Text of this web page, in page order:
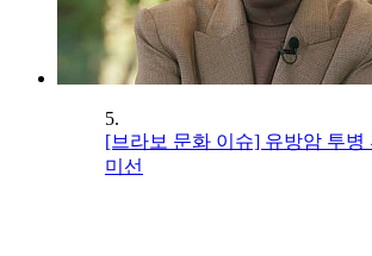
5.
[브라보 문화 이슈] 유방암 투병
미선